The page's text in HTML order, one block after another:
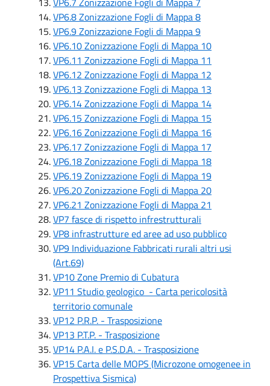
VP6.8 Zonizzazione Fogli di Mappa 8
VP6.9 Zonizzazione Fogli di Mappa 9
VP6.10 Zonizzazione Fogli di Mappa 10
VP6.11 Zonizzazione Fogli di Mappa 11
VP6.12 Zonizzazione Fogli di Mappa 12
VP6.13 Zonizzazione Fogli di Mappa 13
VP6.14 Zonizzazione Fogli di Mappa 14
VP6.15 Zonizzazione Fogli di Mappa 15
VP6.16 Zonizzazione Fogli di Mappa 16
VP6.17 Zonizzazione Fogli di Mappa 17
VP6.18 Zonizzazione Fogli di Mappa 18
VP6.19 Zonizzazione Fogli di Mappa 19
VP6.20 Zonizzazione Fogli di Mappa 20
VP6.21 Zonizzazione Fogli di Mappa 21
VP7 fasce di rispetto infrestrutturali
VP8 infrastrutture ed aree ad uso pubblico
VP9 Individuazione Fabbricati rurali altri usi
(Art.69)
VP10 Zone Premio di Cubatura
VP11 Studio geologico - Carta pericolosità
territorio comunale
VP12 P.R.P. - Trasposizione
VP13 P.T.P. - Trasposizione
VP14 P.A.I. e P.S.D.A. - Trasposizione
VP15 Carta delle MOPS (Microzone omogenee in
Prospettiva Sismica)